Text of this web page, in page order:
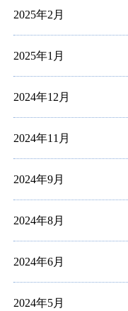
2025年2月
2025年1月
2024年12月
2024年11月
2024年9月
2024年8月
2024年6月
2024年5月